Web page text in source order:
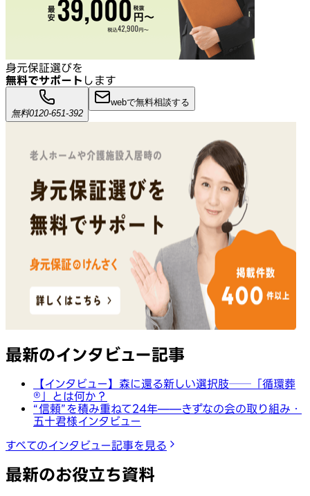
身元保証選びを
無料でサポート します
無料0120-651-392
webで無料相談する
最新のインタビュー記事
【インタビュー】森に還る新しい選択肢──「循環葬
®︎」とは何か？
“信頼”を積み重ねて24年——きずなの会の取り組み・
五十君様インタビュー
すべてのインタビュー記事を見る
最新のお役立ち資料